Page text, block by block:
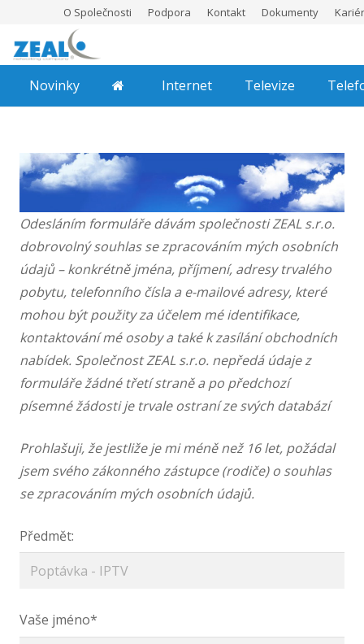
O Společnosti Podpora Kontakt Dokumenty
Novinky Internet Televize
Odesláním formuláře dávám společnosti ZEAL s.r.o.
dobrovolný souhlas se zpracováním mých osobních
údajů – konkrétně jména, příjmení, adresy trvalého
pobytu, telefonního čísla a e-mailové adresy, které
mohou být použity za účelem mé identifikace,
kontaktování mé osoby a také k zasílání obchodních
nabídek. Společnost ZEAL s.r.o. nepředá údaje z
formuláře žádné třetí straně a po předchozí
písemné žádosti je trvale ostraní ze svých databází
Prohlašuji, že jestliže je mi méně než 16 let, požádal
jsem svého zákonného zástupce (rodiče) o souhlas
se zpracováním mých osobních údajů.
Předmět:
Vaše jméno*